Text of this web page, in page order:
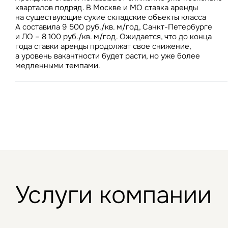
представлен в отчете.
кварталов подряд. В Москве и МО ставка аренды
на существующие сухие складские объекты класса
А составила 9 500 руб./кв. м/год, Санкт-Петербурге
и ЛО – 8 100 руб./кв. м/год. Ожидается, что до конца
года ставки аренды продолжат свое снижение,
а уровень вакантности будет расти, но уже более
медленными темпами.
в сопоставимых ценах.
Услуги компании
Исследования и новости
Предложения по аренде
Это обязательное поле